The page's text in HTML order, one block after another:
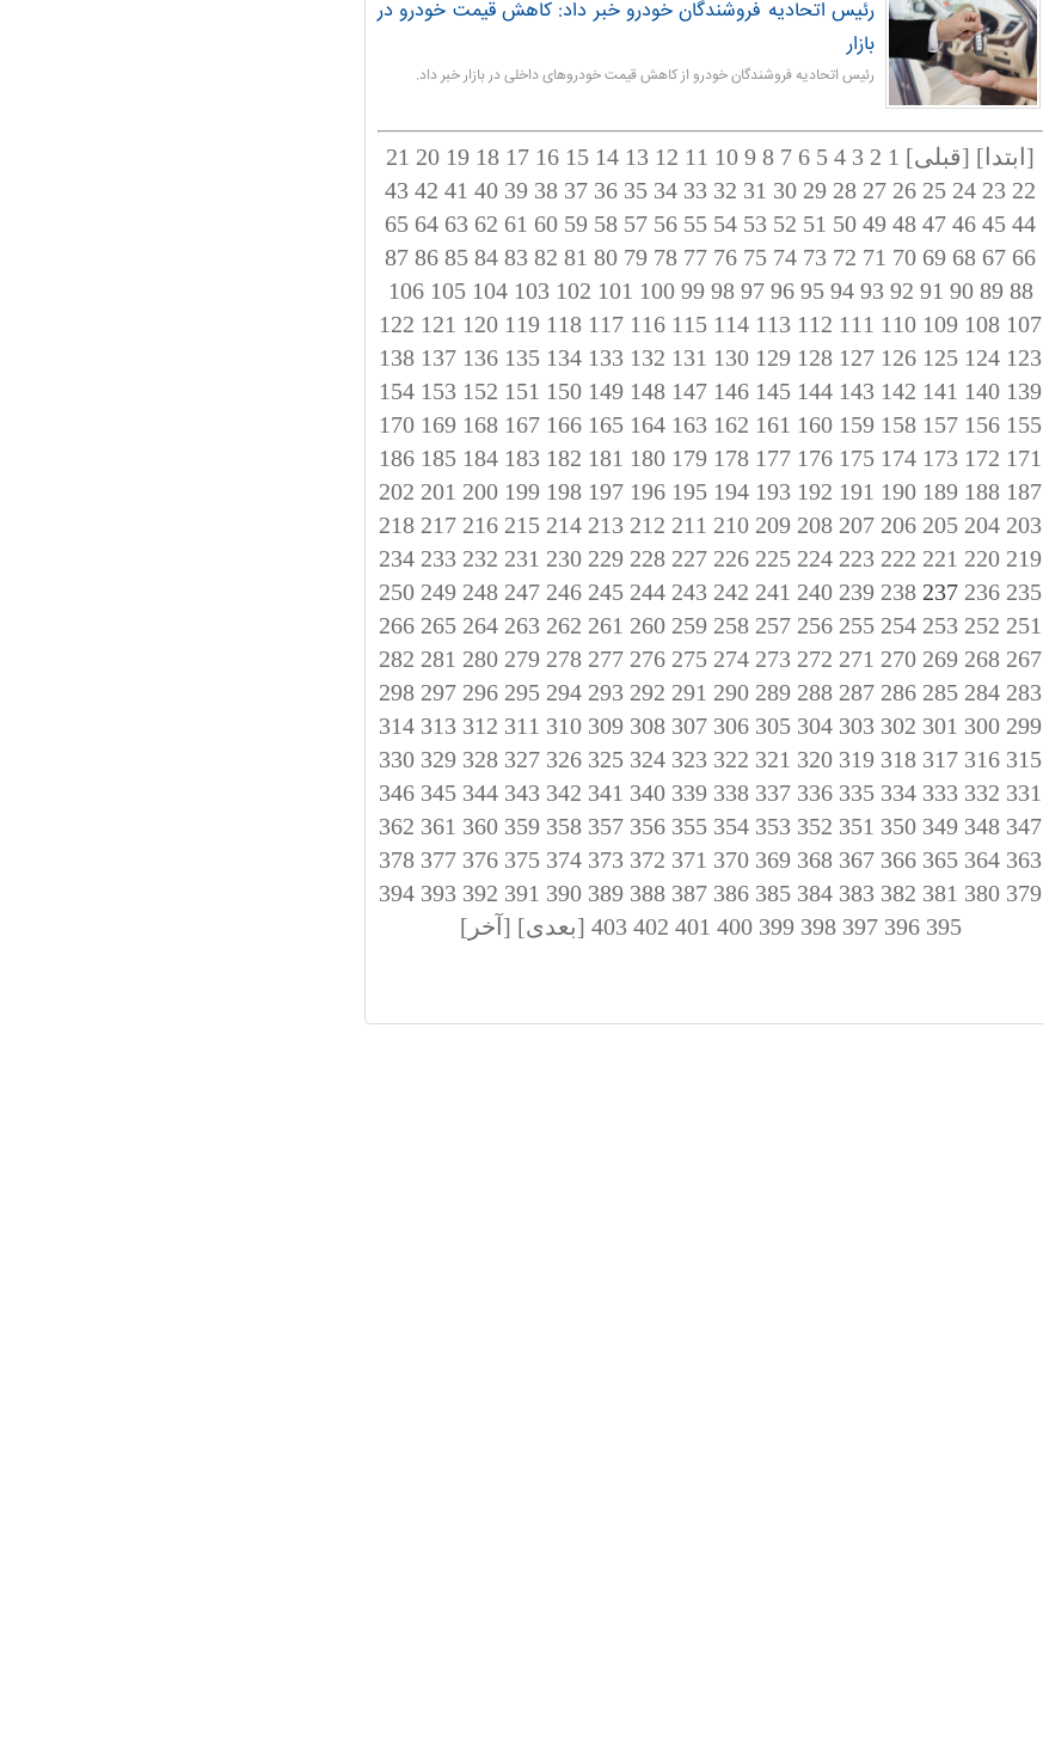
رئیس اتحادیه فروشندگان خودرو خبر داد: کاهش قیمت خودرو در
بازار
رئیس اتحادیه فروشندگان خودرو از کاهش قیمت‌ خودروهای داخلی در بازار خبر داد.
[ابتدا] [قبلی] 1
2
3
4
5
6
7
8
9
10
11
12
13
14
15
16
17
18
19
20
21
22
23
24
25
26
27
28
29
30
31
32
33
34
35
36
37
38
39
40
41
42
43
44
45
46
47
48
49
50
51
52
53
54
55
56
57
58
59
60
61
62
63
64
65
66
67
68
69
70
71
72
73
74
75
76
77
78
79
80
81
82
83
84
85
86
87
88
89
90
91
92
93
94
95
96
97
98
99
100
101
102
103
104
105
106
107
108
109
110
111
112
113
114
115
116
117
118
119
120
121
122
123
124
125
126
127
128
129
130
131
132
133
134
135
136
137
138
139
140
141
142
143
144
145
146
147
148
149
150
151
152
153
154
155
156
157
158
159
160
161
162
163
164
165
166
167
168
169
170
171
172
173
174
175
176
177
178
179
180
181
182
183
184
185
186
187
188
189
190
191
192
193
194
195
196
197
198
199
200
201
202
203
204
205
206
207
208
209
210
211
212
213
214
215
216
217
218
219
220
221
222
223
224
225
226
227
228
229
230
231
232
233
234
235
236
238
239
240
241
242
243
244
245
246
247
248
249
250
251
252
253
254
255
256
257
258
259
260
261
262
263
264
265
266
267
268
269
270
271
272
273
274
275
276
277
278
279
280
281
282
283
284
285
286
287
288
289
290
291
292
293
294
295
296
297
298
299
300
301
302
303
304
305
306
307
308
309
310
311
312
313
314
315
316
317
318
319
320
321
322
323
324
325
326
327
328
329
330
331
332
333
334
335
336
337
338
339
340
341
342
343
344
345
346
347
348
349
350
351
352
353
354
355
356
357
358
359
360
361
362
363
364
365
366
367
368
369
370
371
372
373
374
375
376
377
378
379
380
381
382
383
384
385
386
387
388
389
390
391
392
393
394
395
396
397
398
399
400
401
402
403 [بعدی] [آخر]